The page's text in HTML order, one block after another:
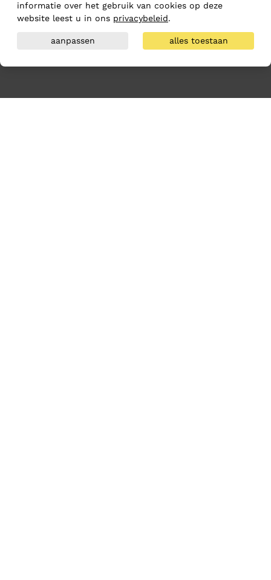
informatie over het gebruik van cookies op deze
website leest u in ons privacybeleid.
aanpassen alles toestaan